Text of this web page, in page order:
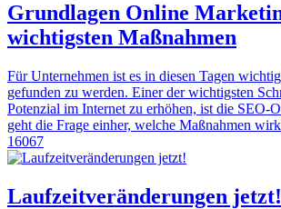
Grundlagen Online
wichtigsten Maßnahmen
Für Unternehmen ist es in diesen Tagen
gefunden zu werden. Einer der wichtigsten
Potenzial im Internet zu erhöhen, ist die SEO-
geht die Frage einher, welche Maßnahmen
16067
Laufzeitveränderungen jetzt!